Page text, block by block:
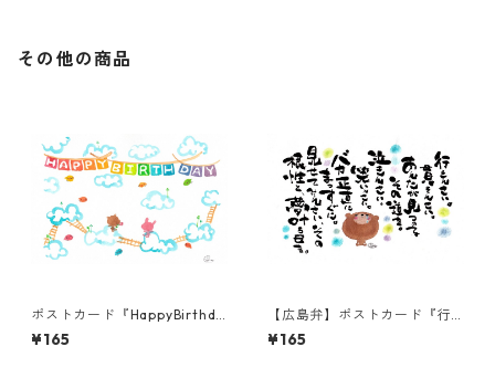
その他の商品
ポストカード『HappyBirthda
y(くも)』
¥165
【広島弁】ポストカード『行
きんさい。貫きんさ
い。・・・』
¥165